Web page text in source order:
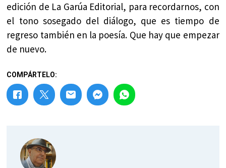
edición de La Garúa Editorial, para recordarnos, con
el tono sosegado del diálogo, que es tiempo de
regreso también en la poesía. Que hay que empezar
de nuevo.
COMPÁRTELO: